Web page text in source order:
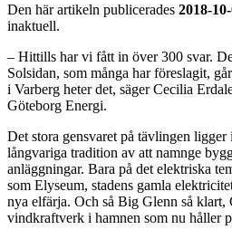
Den här artikeln publicerades 2018-
inaktuell.
– Hittills har vi fått in över 300 svar.
Solsidan, som många har föreslagit,
i Varberg heter det, säger Cecilia
Göteborg Energi.
Det stora gensvaret på tävlingen
långvariga tradition av att namnge
anläggningar. Bara på det elektriska
som Elyseum, stadens gamla
nya elfärja. Och så Big Glenn så klart,
vindkraftverk i hamnen som nu håller